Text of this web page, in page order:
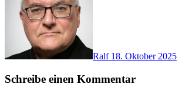
Ralf 18. Oktober 2025
Schreibe einen Kommentar